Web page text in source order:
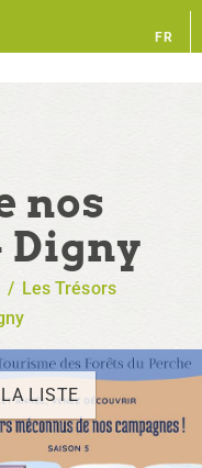
FR
nos
Digny
/ Les Trésors
LISTE